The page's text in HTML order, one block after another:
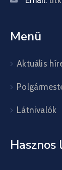
Menü
Aktuális
Látnivalók
Hasznos